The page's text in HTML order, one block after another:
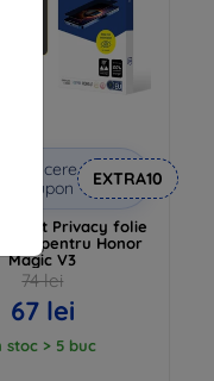
Reducere
cu cupon
EXTRA10
Matt Privacy folie
pentru Honor
Magic V3
74 lei
67 lei
stoc > 5 buc